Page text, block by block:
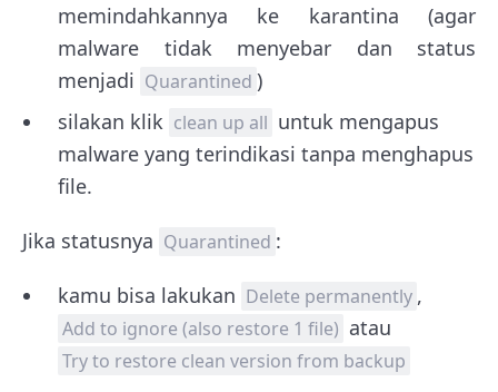
memindahkannya ke karantina (agar
malware tidak menyebar dan status
menjadi Quarantined )
silakan klik clean up all untuk mengapus
malware yang terindikasi tanpa menghapus
file.
Jika statusnya Quarantined :
kamu bisa lakukan Delete permanently ,
Add to ignore (also restore 1 file) atau
Try to restore clean version from backup